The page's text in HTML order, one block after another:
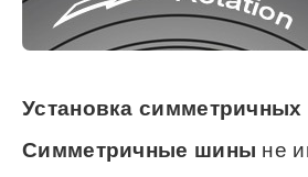
Установка
Симметричные шины не